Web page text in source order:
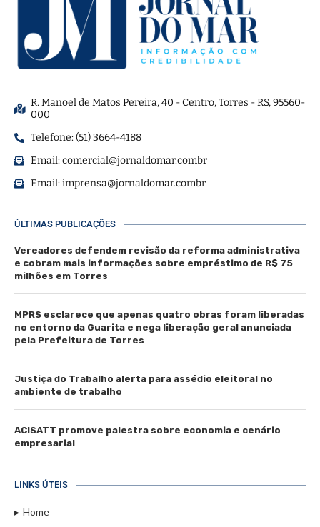
R. Manoel de Matos Pereira, 40 - Centro, Torres - RS, 95560-
000
Telefone: (51) 3664-4188
Email:comercial@jornaldomar.combr
Email:imprensa@jornaldomar.combr
ÚLTIMAS PUBLICAÇÕES
Vereadores defendem revisão da reforma administrativa
e cobram mais informações sobre empréstimo de R$ 75
milhões em Torres
MPRS esclarece que apenas quatro obras foram liberadas
no entorno da Guarita e nega liberação geral anunciada
pela Prefeitura de Torres
Justiça do Trabalho alerta para assédio eleitoral no
ambiente de trabalho
ACISATT promove palestra sobre economia e cenário
empresarial
LINKS ÚTEIS
Home